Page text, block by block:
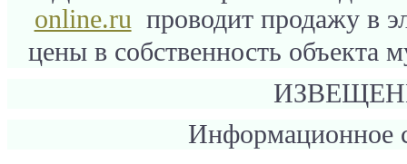
online.ru проводит продажу в
цены в собственность объекта
Информационное